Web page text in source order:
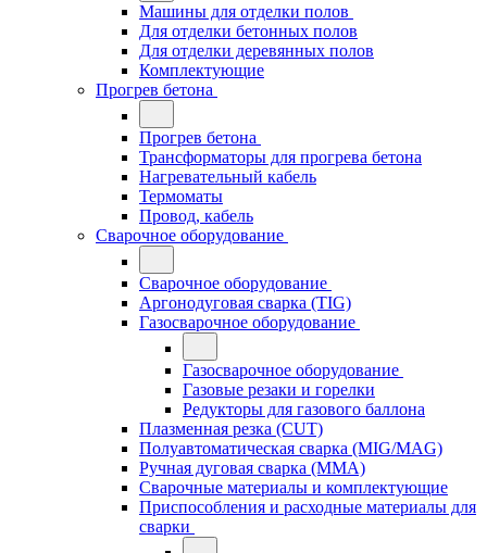
Машины для отделки полов
Для отделки бетонных полов
Для отделки деревянных полов
Комплектующие
Прогрев бетона
Прогрев бетона
Трансформаторы для прогрева бетона
Нагревательный кабель
Термоматы
Провод, кабель
Сварочное оборудование
Сварочное оборудование
Аргонодуговая сварка (TIG)
Газосварочное оборудование
Газосварочное оборудование
Газовые резаки и горелки
Редукторы для газового баллона
Плазменная резка (CUT)
Полуавтоматическая сварка (MIG/MAG)
Ручная дуговая сварка (MMA)
Сварочные материалы и комплектующие
Приспособления и расходные материалы для
сварки